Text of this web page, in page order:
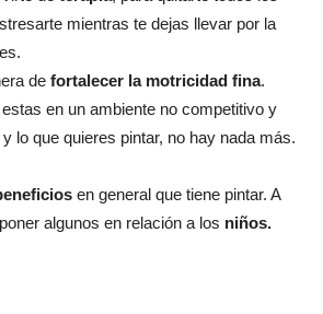
mientras te dejas llevar por la
de fortalecer la motricidad fina.
en un ambiente no competitivo y
lo que quieres pintar, no hay nada más.
en general que tiene pintar. A
algunos en relación a los niños.